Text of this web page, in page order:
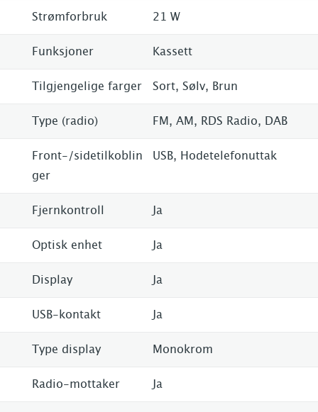
Strømforbruk 21 W
Funksjoner Kassett
Tilgjengelige farger Sort, Sølv, Brun
Type (radio) FM, AM, RDS Radio, DAB
Front-/sidetilkoblin
ger
USB, Hodetelefonuttak
Fjernkontroll Ja
Optisk enhet Ja
Display Ja
USB-kontakt Ja
Type display Monokrom
Radio-mottaker Ja